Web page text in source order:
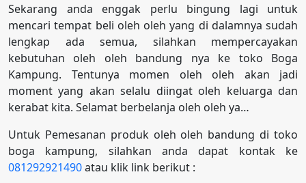
Sekarang anda enggak perlu bingung lagi untuk
mencari tempat beli oleh oleh yang di dalamnya sudah
lengkap ada semua, silahkan mempercayakan
kebutuhan oleh oleh bandung nya ke toko Boga
Kampung. Tentunya momen oleh oleh akan jadi
moment yang akan selalu diingat oleh keluarga dan
kerabat kita. Selamat berbelanja oleh oleh ya…
Untuk Pemesanan produk oleh oleh bandung di toko
boga kampung, silahkan anda dapat kontak ke
081292921490atau klik link berikut :